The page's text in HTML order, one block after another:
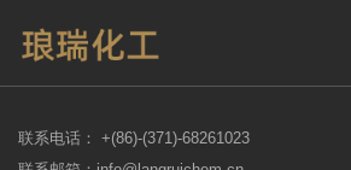
联系电话： +(86)-(371)-68261023